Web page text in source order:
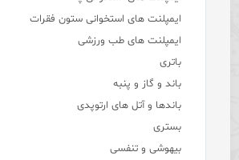
ایمپلنت های استخوانی ستون فقرات
ایمپلنت های طب ورزشی
باتری
باند و گاز و پنبه
باندها و آتل های ارتوپدی
بستری
بیهوشی و تنفسی